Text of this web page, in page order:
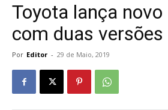
Toyota lança novo
com duas versões
Por Editor - 29 de Maio, 2019